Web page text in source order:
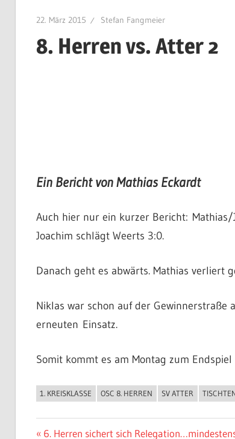
22. März 2015 Stefan Fangmeier
8. Herren vs. Atter 2
Ein Bericht von Mathias Eckardt
Auch hier nur ein kurzer Bericht: Mathias/
Joachim schlägt Weerts 3:0.
Danach geht es abwärts. Mathias verliert
Niklas war schon auf der Gewinnerstraße
erneuten Einsatz.
Somit kommt es am Montag zum
ALLGEMEIN
1. KREISKLASSE OSC 8. HERREN SV ATTER
Vorheriger
6. Herren sichert sich